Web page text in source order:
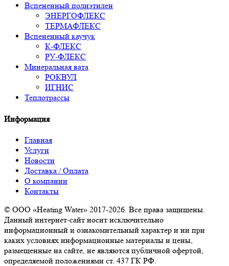
Вспененный полиэтилен
ЭНЕРГОФЛЕКС
ТЕРМАФЛЕКС
Вспененный каучук
К-ФЛЕКС
РУ-ФЛЕКС
Минеральная вата
РОКВУЛ
ИГНИС
Теплотрассы
Информация
Главная
Услуги
Новости
Доставка / Оплата
О компании
Контакты
© ООО «Heating Water» 2017-2026. Все права защищены.
Данный интернет-сайт носит исключительно
информационный и ознакомительный характер и ни при
каких условиях информационные материалы и цены,
размещенные на сайте, не являются публичной офертой,
определяемой положениями ст. 437 ГК РФ.